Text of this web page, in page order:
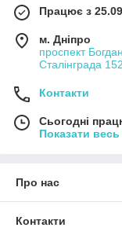
Працює з
м. Дніпро
проспект
Сталінграда
Контакти
Сьогодні
Показати
Про нас
Контакти